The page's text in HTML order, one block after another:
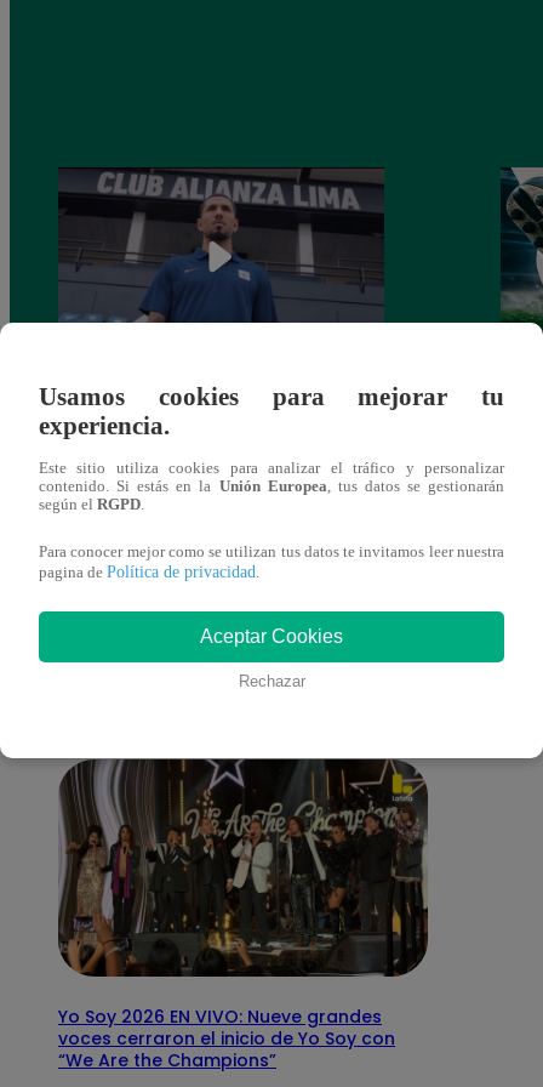
Alianza Lima: así anunció a Sergio Peña
como nuevo fichaje para el Torneo
También te puede
interesar
Yo Soy 2026 EN VIVO: Nueve grandes
voces cerraron el inicio de Yo Soy con
“We Are the Champions”
Usamos cookies para mejorar tu
experiencia.
Este sitio utiliza cookies para analizar el tráfico y personalizar
contenido. Si estás en la Unión Europea, tus datos se gestionarán
según el RGPD.
Para conocer mejor como se utilizan tus datos te invitamos leer nuestra
pagina de Política de privacidad.
Aceptar Cookies
Rechazar